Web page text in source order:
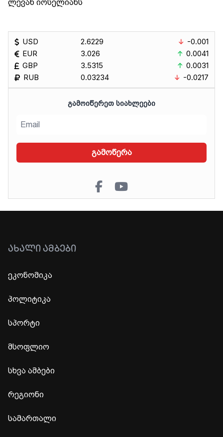
ლევან იოსელიანს
USD
EUR
GBP
RUB
2.6229
3.026
3.5315
0.03234
-0.001
0.0041
0.0031
-0.0217
ᲒᲐᲛᲝᲘᲬᲔᲠᲔᲗ ᲡᲘᲐᲮᲚᲔᲔᲑᲘ
გამოწერა
ᲐᲮᲐᲚᲘ ᲐᲛᲑᲔᲑᲘ
ეკონომიკა
პოლიტიკა
სპორტი
მსოფლიო
სხვა ამბები
რეგიონი
სამართალი